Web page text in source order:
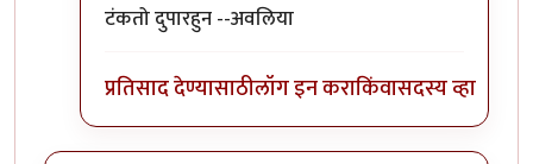
In reply toकर की मगby
टंकतो दुपारहुन --अवलिया
प्रतिसाद देण्यासाठीलॉग इन कराकिंवासदस्य व्हा